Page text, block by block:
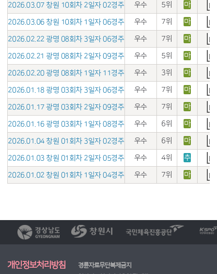
2026.03.07 창원 10회차 2일자 02경주 우수 5위 마
2026.03.06 창원 10회차 1일자 06경주 우수 7위 마
2026.02.22 광명 08회차 3일자 06경주 우수 7위 마
2026.02.21 광명 08회차 2일자 09경주 우수 5위 마
2026.02.20 광명 08회차 1일자 11경주 우수 3위 마
2026.01.18 광명 03회차 3일자 06경주 우수 7위 마
2026.01.17 광명 03회차 2일자 09경주 우수 7위 마
2026.01.16 광명 03회차 1일자 08경주 우수 6위 마
2026.01.04 창원 01회차 3일자 02경주 우수 6위 마
2026.01.03 창원 01회차 2일자 05경주 우수 4위 추
2026.01.02 창원 01회차 1일자 04경주 우수 7위 마
개인정보처리방침
경륜자료무단복제금지